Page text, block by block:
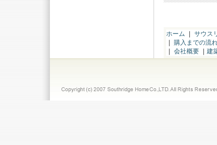
ホーム ｜ サウス
｜ 購入までの流
｜ 会社概要｜ 建